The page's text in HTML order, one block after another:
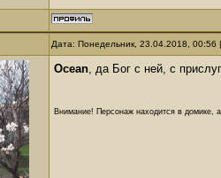
Дата: Понедельник, 23.04.2018,
Ocean , да Бог с ней, с
Внимание! Персонаж находится в домике,